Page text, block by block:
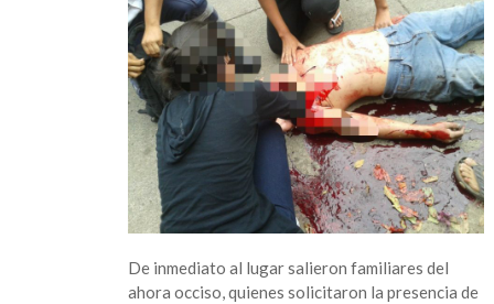
De inmediato al lugar salieron familiares del
ahora occiso, quienes solicitaron la presencia de